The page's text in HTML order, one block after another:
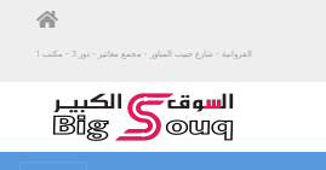
الفروانية - شارع حبيب المناور - مجمع مغاتير - دور 3 - مكتب 1